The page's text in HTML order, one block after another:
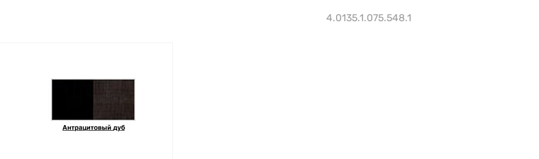
4.0135.1.075.548.1